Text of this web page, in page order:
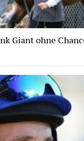
Giant ohne